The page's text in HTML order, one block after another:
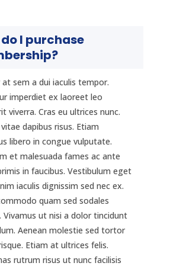
do I purchase
sem a dui iaculis tempor.
imperdiet ex laoreet leo
viverra. Cras eu ultrices nunc.
dapibus risus. Etiam
libero in congue vulputate.
et malesuada fames ac ante
in faucibus. Vestibulum eget
iaculis dignissim sed nec ex.
quam sed sodales
Vivamus ut nisi a dolor tincidunt
Aenean molestie sed tortor
Etiam at ultrices felis.
rutrum risus ut nunc facilisis